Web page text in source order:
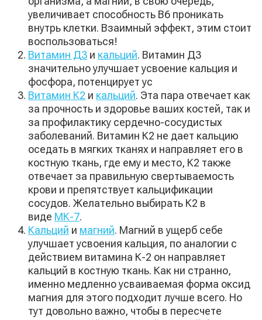
увеличивает способность В6 проникать
внутрь клетки. Взаимный эффект, этим стоит
воспользоваться!
Витамин Д3 и кальций. Витамин Д3
значительно улучшает усвоение кальция и
фосфора, потенцирует ус
Витамин К2 и кальций. Эта пара отвечает как
за прочность и здоровье ваших костей, так и
за профилактику сердечно-сосудистых
заболеваний. Витамин К2 не дает кальцию
оседать в мягких тканях и направляет его в
костную ткань, где ему и место, К2 также
отвечает за правильную свертываемость
крови и препятствует кальцификации
сосудов. Желательно выбирать К2 в
виде МК-7.
Кальций и магний. Магний в ущерб себе
улучшает усвоения кальция, по аналогии с
действием витамина К-2 он направляет
кальций в костную ткань. Как ни странно,
именно медленно усваиваемая форма оксид
магния для этого подходит лучше всего. Но
тут довольно важно, чтобы в пересчете